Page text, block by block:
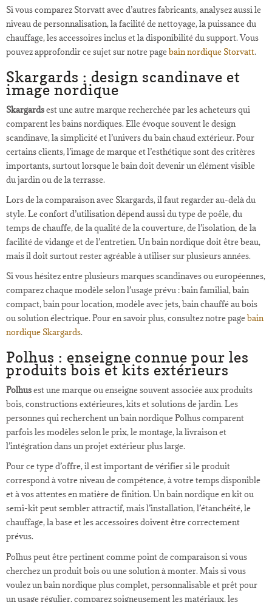
Si vous comparez Storvatt avec d’autres fabricants, analysez aussi le
niveau de personnalisation, la facilité de nettoyage, la puissance du
chauffage, les accessoires inclus et la disponibilité du support. Vous
pouvez approfondir ce sujet sur notre pagebain nordique Storvatt.
Skargards : design scandinave et
image nordique
Skargardsest une autre marque recherchée par les acheteurs qui
comparent les bains nordiques. Elle évoque souvent le design
scandinave, la simplicité et l’univers du bain chaud extérieur. Pour
certains clients, l’image de marque et l’esthétique sont des critères
importants, surtout lorsque le bain doit devenir un élément visible
du jardin ou de la terrasse.
Lors de la comparaison avec Skargards, il faut regarder au-delà du
style. Le confort d’utilisation dépend aussi du type de poêle, du
temps de chauffe, de la qualité de la couverture, de l’isolation, de la
facilité de vidange et de l’entretien. Un bain nordique doit être beau,
mais il doit surtout rester agréable à utiliser sur plusieurs années.
Si vous hésitez entre plusieurs marques scandinaves ou européennes,
comparez chaque modèle selon l’usage prévu : bain familial, bain
compact, bain pour location, modèle avec jets, bain chauffé au bois
ou solution électrique. Pour en savoir plus, consultez notre pagebain
nordique Skargards.
Polhus : enseigne connue pour les
produits bois et kits extérieurs
Polhusest une marque ou enseigne souvent associée aux produits
bois, constructions extérieures, kits et solutions de jardin. Les
personnes qui recherchent un bain nordique Polhus comparent
parfois les modèles selon le prix, le montage, la livraison et
l’intégration dans un projet extérieur plus large.
Pour ce type d’offre, il est important de vérifier si le produit
correspond à votre niveau de compétence, à votre temps disponible
et à vos attentes en matière de finition. Un bain nordique en kit ou
semi-kit peut sembler attractif, mais l’installation, l’étanchéité, le
chauffage, la base et les accessoires doivent être correctement
prévus.
Polhus peut être pertinent comme point de comparaison si vous
cherchez un produit bois ou une solution à monter. Mais si vous
voulez un bain nordique plus complet, personnalisable et prêt pour
un usage régulier, comparez soigneusement les matériaux, les